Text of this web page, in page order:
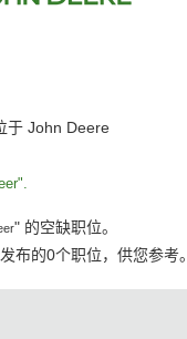
于 John Deere（当
" 的空缺职位。
布的0个职位，供您参考。